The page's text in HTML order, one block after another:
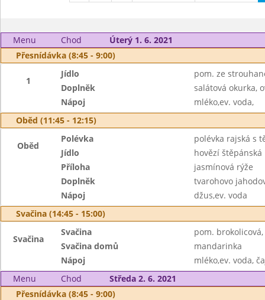
Menu Chod
Úterý 1. 6. 2021
Přesnídávka (8:45 - 9:00)
1
Jídlo
pom. ze
Doplněk
salátová okurka,
Nápoj
mléko,ev. voda,
Oběd (11:45 - 12:15)
Oběd
Polévka
polévka rajská s
Jídlo
hovězí štěpánská
Příloha
jasmínová rýže
Doplněk
tvarohovo
Nápoj
džus,ev. voda
Svačina (14:45 - 15:00)
Svačina
Svačina
pom.
Svačina domů
mandarinka
Nápoj
mléko,ev. voda,
Menu
Chod
Středa 2. 6. 2021
Přesnídávka (8:45 - 9:00)